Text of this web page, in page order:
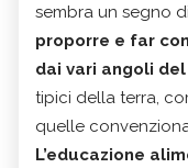
sembra un segno
proporre e far
dai vari angoli
tipici della terra,
quelle
L’educazione